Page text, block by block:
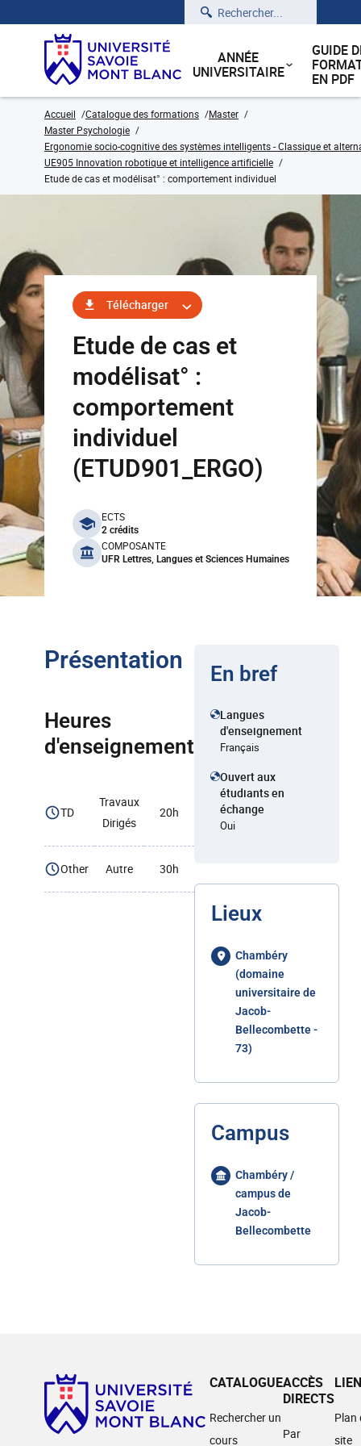
Rechercher
ANNÉE
UNIVERSITAIRE
GUIDE
EN PDF
Accueil Catalogue des formations
Master
Master Psychologie
Ergonomie socio-cognitive des systèmes intelligents - Classique et
UE905 Innovation robotique et intelligence artificielle
Etude de cas et modélisat° : comportement individuel
Télécharger
Etude de cas et
modélisat° :
comportement
individuel
(ETUD901_ERGO)
benefits
ECTS
2 crédits
COMPOSANTE
UFR Lettres, Langues et Sciences Humaines
Présentation
Heures
d'enseignement
TD
Travaux
Dirigés
20h
Other Autre 30h
En bref
Langues
d'enseignement
Français
Ouvert aux
étudiants en
échange
Oui
Lieux
Chambéry
(domaine
universitaire de
Jacob-
Bellecombette -
73)
Campus
Chambéry /
campus de
Jacob-
Bellecombette
CATALOGUE
Rechercher un
cours
ACCÈS
DIRECTS
Par
Plan
site